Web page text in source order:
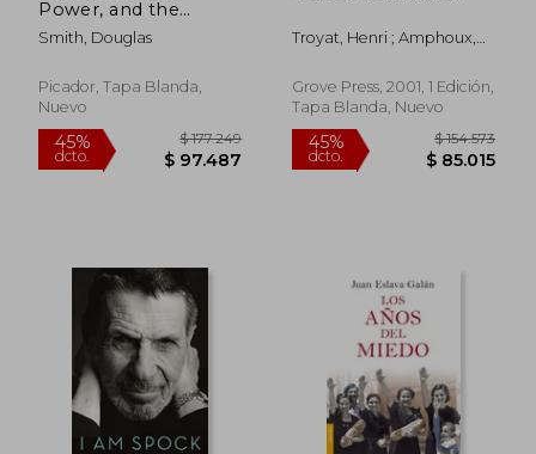
Power, and the
Twilight of the
Romanovs (en Inglés)
Smith, Douglas
Picador, Tapa Blanda,
Nuevo
Troyat, Henri ; Amphoux,
Grove Press, 2001, 1 Edición,
Tapa Blanda, Nuevo